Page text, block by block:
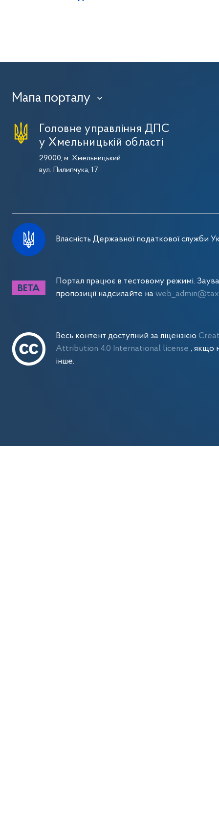
Мапа порталу ›
Головне управління ДПС
у Хмельницькій області
29000, м. Хмельницький
вул. Пилипчука, 17
Власність Державної податкової служби
Портал працює в тестовому режимі.
пропозиції надсилайте на
Весь контент доступний за ліцензією
Attribution 4.0 International license, якщо
інше.